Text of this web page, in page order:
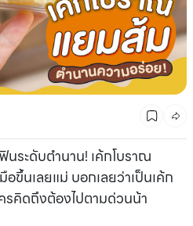
ระดับตำนาน! เค้กโบราณ
ขึ้นเลยแม่ บอกเลยว่าเป็นเค้ก
คิดถึงต้องไปตามด่วนน้า